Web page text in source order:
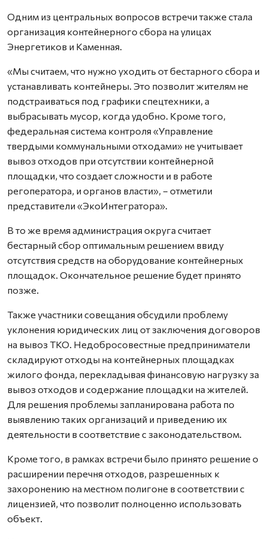
Одним из центральных вопросов встречи также стала
организация контейнерного сбора на улицах
Энергетиков и Каменная.
«Мы считаем, что нужно уходить от бестарного сбора и
устанавливать контейнеры. Это позволит жителям не
подстраиваться под графики спецтехники, а
выбрасывать мусор, когда удобно. Кроме того,
федеральная система контроля «Управление
твердыми коммунальными отходами» не учитывает
вывоз отходов при отсутствии контейнерной
площадки, что создает сложности и в работе
регоператора, и органов власти», – отметили
представители «ЭкоИнтегратора».
В то же время администрация округа считает
бестарный сбор оптимальным решением ввиду
отсутствия средств на оборудование контейнерных
площадок. Окончательное решение будет принято
позже.
Также участники совещания обсудили проблему
уклонения юридических лиц от заключения договоров
на вывоз ТКО. Недобросовестные предприниматели
складируют отходы на контейнерных площадках
жилого фонда, перекладывая финансовую нагрузку за
вывоз отходов и содержание площадки на жителей.
Для решения проблемы запланирована работа по
выявлению таких организаций и приведению их
деятельности в соответствие с законодательством.
Кроме того, в рамках встречи было принято решение о
расширении перечня отходов, разрешенных к
захоронению на местном полигоне в соответствии с
лицензией, что позволит полноценно использовать
объект.